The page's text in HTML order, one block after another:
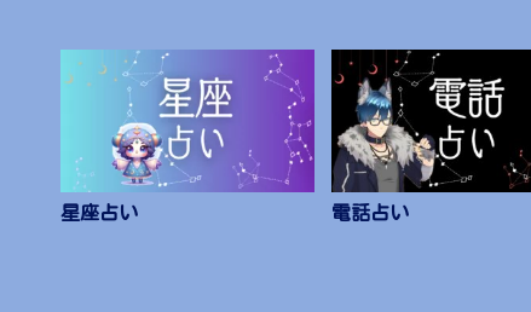
星座占い 電話占い